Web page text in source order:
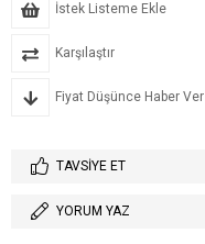
İstek Listeme Ekle
Karşılaştır
Fiyat Düşünce Haber Ver
TAVSIYE ET
YORUM YAZ